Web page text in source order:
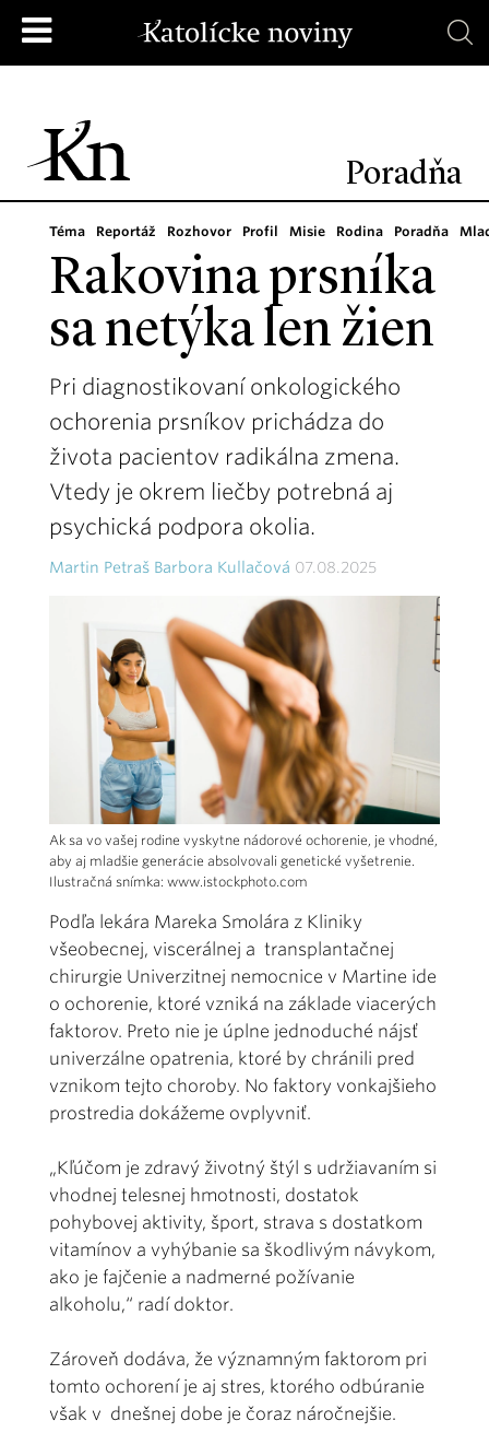
Poradňa
Téma Reportáž Rozhovor Profil Misie Rodina Poradňa
Rakovina prsníka
sa netýka len žien
Pri diagnostikovaní onkologického
ochorenia prsníkov prichádza do
života pacientov radikálna zmena.
Vtedy je okrem liečby potrebná aj
psychická podpora okolia.
Martin Petraš Barbora Kullačová 07.08.2025
Ak sa vo vašej rodine vyskytne nádorové ochorenie, je vhodné,
aby aj mladšie generácie absolvovali genetické vyšetrenie.
Ilustračná snímka: www.istockphoto.com
Podľa lekára Mareka Smolára z Kliniky
všeobecnej, viscerálnej a transplantačnej
chirurgie Univerzitnej nemocnice v Martine ide
o ochorenie, ktoré vzniká na základe viacerých
faktorov. Preto nie je úplne jednoduché nájsť
univerzálne opatrenia, ktoré by chránili pred
vznikom tejto choroby. No faktory vonkajšieho
prostredia dokážeme ovplyvniť.
„Kľúčom je zdravý životný štýl s udržiavaním si
vhodnej telesnej hmotnosti, dostatok
pohybovej aktivity, šport, strava s dostatkom
vitamínov a vyhýbanie sa škodlivým návykom,
ako je fajčenie a nadmerné požívanie
alkoholu,“ radí doktor.
Zároveň dodáva, že významným faktorom pri
tomto ochorení je aj stres, ktorého odbúranie
však v dnešnej dobe je čoraz náročnejšie.